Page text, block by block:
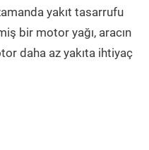
yakıt tasarrufu
bir motor yağı, aracın
daha az yakıta ihtiyaç